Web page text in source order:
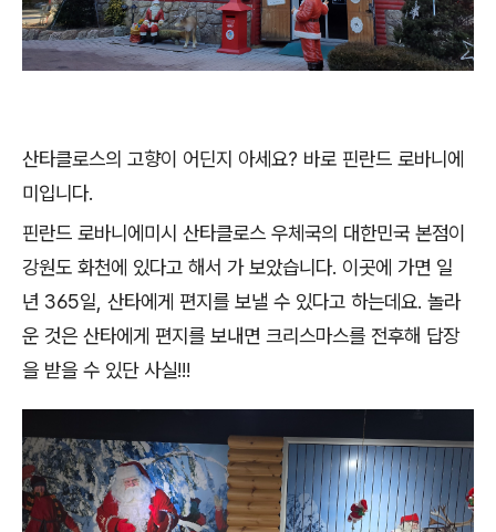
산타클로스의 고향이 어딘지 아세요? 바로 핀란드 로바니에
미입니다.
핀란드 로바니에미시 산타클로스 우체국의 대한민국 본점이
강원도 화천에 있다고 해서 가 보았습니다. 이곳에 가면 일
년 365일, 산타에게 편지를 보낼 수 있다고 하는데요. 놀라
운 것은 산타에게 편지를 보내면 크리스마스를 전후해 답장
을 받을 수 있단 사실!!!